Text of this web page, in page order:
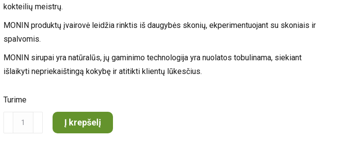
kokteilių meistrų.
MONIN produktų įvairovė leidžia rinktis iš daugybės skonių, ekperimentuojant su skoniais ir
spalvomis.
MONIN sirupai yra natūralūs, jų gaminimo technologija yra nuolatos tobulinama, siekiant
išlaikyti nepriekaištingą kokybę ir atitikti klientų lūkesčius.
Turime
produkto
kiekis:
Į krepšelį